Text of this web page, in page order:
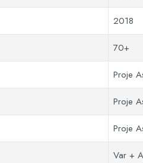
2018
70+
Proje
Proje
Proje
Var +